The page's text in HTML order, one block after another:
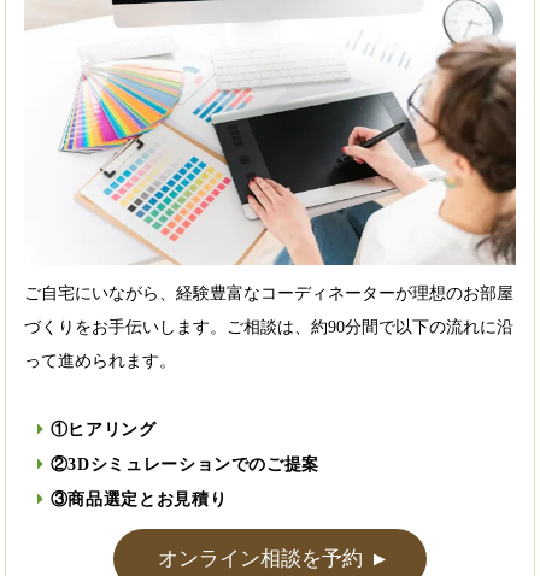
ご自宅にいながら、経験豊富なコーディネーターが理想のお部屋
づくりをお手伝いします。ご相談は、約90分間で以下の流れに沿
って進められます。
①ヒアリング
②3Dシミュレーションでのご提案
③商品選定とお見積り
オンライン相談を予約 ▲